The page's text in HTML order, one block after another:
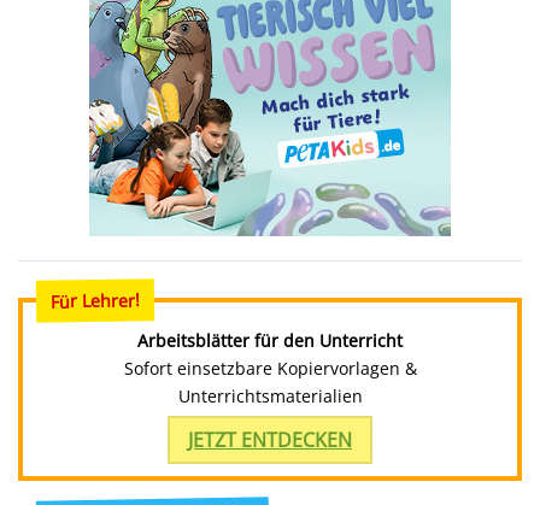
Für Lehrer!
Arbeitsblätter für den Unterricht
Sofort einsetzbare Kopiervorlagen &
Unterrichtsmaterialien
JETZT ENTDECKEN